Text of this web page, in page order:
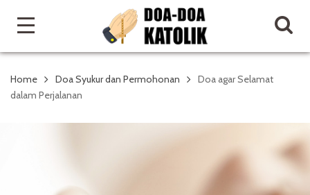
Home Doa Syukur dan Permohonan
Doa agar Selamat
dalam Perjalanan